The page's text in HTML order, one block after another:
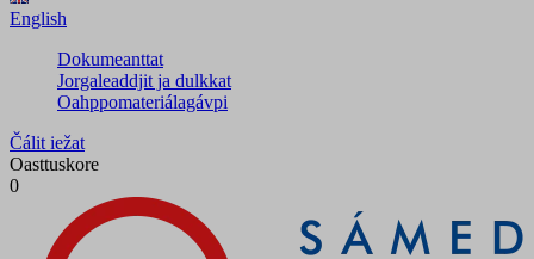
English
Dokumeanttat
Jorgaleaddjit ja dulkkat
Oahppomateriálagávpi
Čálit iežat
Oasttuskore
0